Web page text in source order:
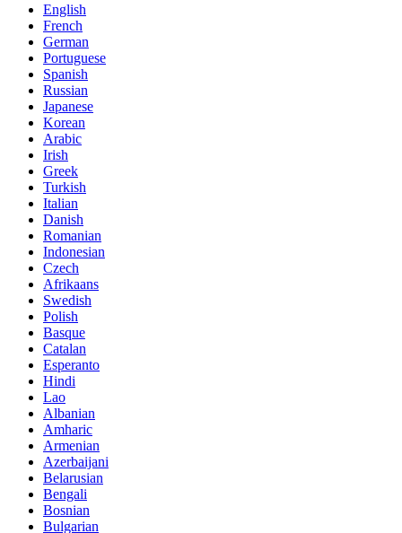
English
French
German
Portuguese
Spanish
Russian
Japanese
Korean
Arabic
Irish
Greek
Turkish
Italian
Danish
Romanian
Indonesian
Czech
Afrikaans
Swedish
Polish
Basque
Catalan
Esperanto
Hindi
Lao
Albanian
Amharic
Armenian
Azerbaijani
Belarusian
Bengali
Bosnian
Bulgarian